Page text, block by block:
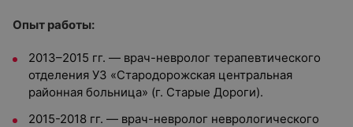
Опыт работы:
2013–2015 гг. — врач-невролог терапевтического
отделения УЗ «Стародорожская центральная
районная больница» (г. Старые Дороги).
2015-2018 гг. — врач-невролог неврологического